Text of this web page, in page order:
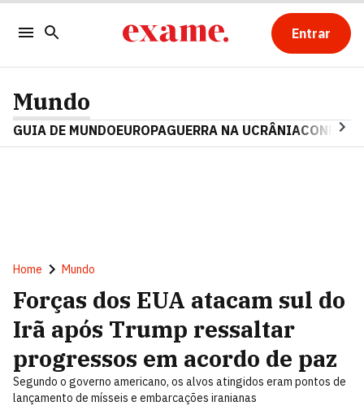
Entrar
Mundo
GUIA DE MUNDOEUROPAGUERRA NA UCRÂNIA
Home Mundo
Forças dos EUA atacam sul do
Irã após Trump ressaltar
progressos em acordo de paz
Segundo o governo americano, os alvos atingidos eram pontos de
lançamento de mísseis e embarcações iranianas